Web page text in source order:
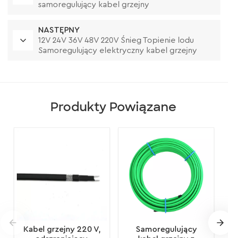
samoregulujący kabel grzejny
NASTĘPNY
12V 24V 36V 48V 220V Śnieg Topienie lodu
Samoregulujący elektryczny kabel grzejny
Produkty Powiązane
Kabel grzejny 220 V,
Samoregulujący